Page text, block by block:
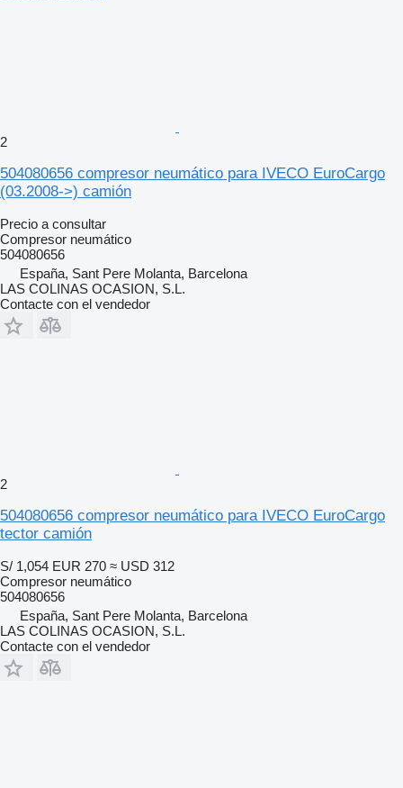
2
504080656 compresor neumático para IVECO EuroCargo
(03.2008->) camión
Precio a consultar
Compresor neumático
504080656
España, Sant Pere Molanta, Barcelona
LAS COLINAS OCASION, S.L.
Contacte con el vendedor
2
504080656 compresor neumático para IVECO EuroCargo
tector camión
S/ 1,054 EUR 270 ≈ USD 312
Compresor neumático
504080656
España, Sant Pere Molanta, Barcelona
LAS COLINAS OCASION, S.L.
Contacte con el vendedor